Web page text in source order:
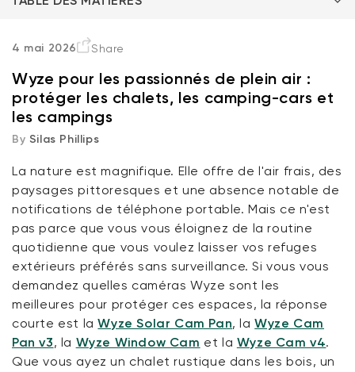
Sécuriser le chalet isolé
Prendre le camping-car sur la route
Tranquillité d'esprit au camping
Fonctionnalités premium sans le prix premium
Questions fréquemment posées
4 mai 2026 Share
Wyze pour les passionnés de plein air :
protéger les chalets, les camping-cars et
les campings
By Silas Phillips
La nature est magnifique. Elle offre de l'air frais, des
paysages pittoresques et une absence notable de
notifications de téléphone portable. Mais ce n'est
pas parce que vous vous éloignez de la routine
quotidienne que vous voulez laisser vos refuges
extérieurs préférés sans surveillance. Si vous vous
demandez quelles caméras Wyze sont les
meilleures pour protéger ces espaces, la réponse
courte est laWyze Solar Cam Pan, laWyze Cam
Pan v3, la Wyze Window Cam et la Wyze Cam v4.
Que vous ayez un chalet rustique dans les bois, un
Wyze Cam v4 + carte microSD 32
Go
Blanc
More
options
Accord
59,98 $USPrix ​​régulier
63,96 $US
Add to cart
More options